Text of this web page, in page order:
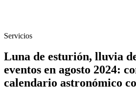
Servicios
Luna de esturión, lluvia
eventos en agosto 2024:
calendario astronómico